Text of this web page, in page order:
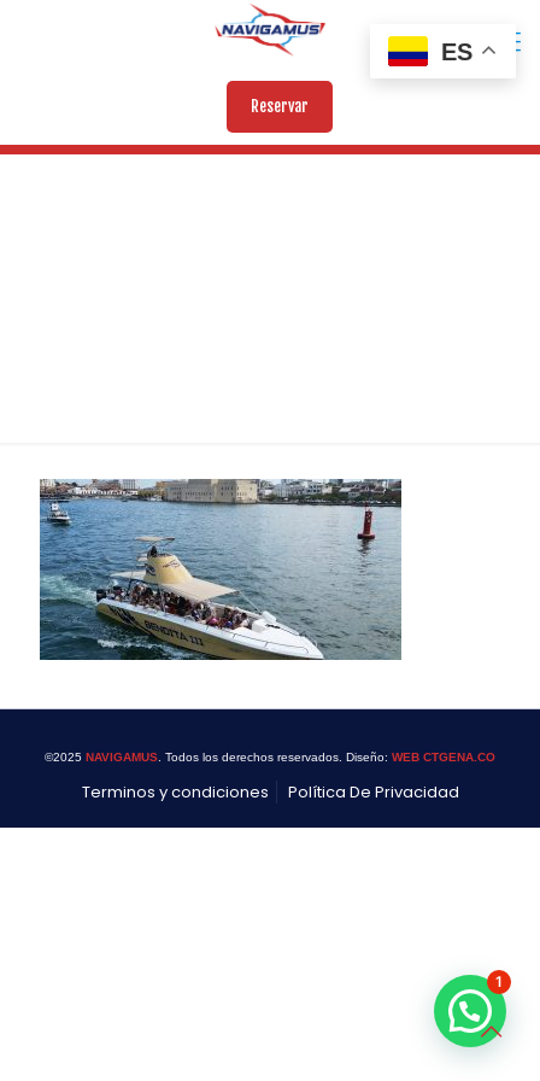
Reservar
©2025 NAVIGAMUS . Todos los derechos reservados. Diseño: WEB CTGENA.CO
Terminos y condiciones Política De Privacidad
ES
1